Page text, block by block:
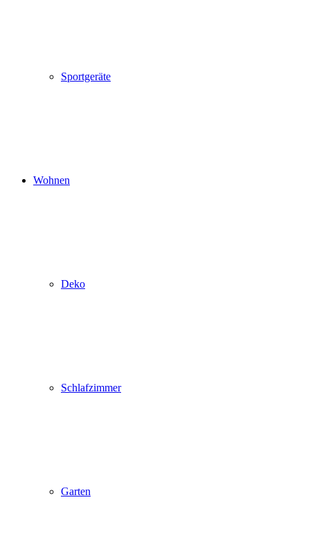
Sportgeräte
Wohnen
Deko
Schlafzimmer
Garten